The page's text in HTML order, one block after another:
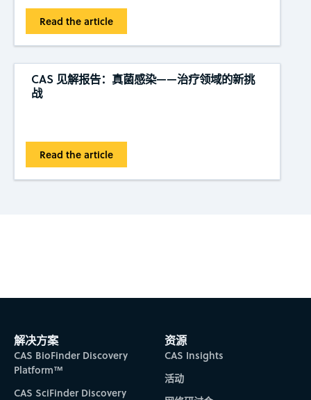
Read the article
CAS 见解报告：真菌感染——治疗领域的新挑
战
Read the article
Subscribe to CAS Insights
解决方案
CAS BioFinder Discovery
Platform™
CAS SciFinder Discovery
资源
CAS Insights
活动